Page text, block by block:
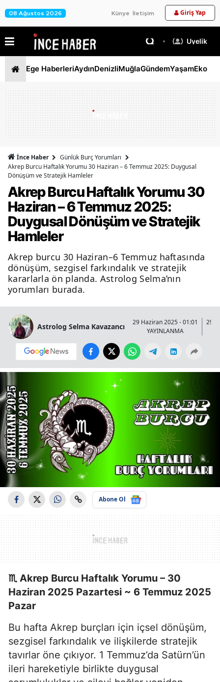
08 Ağustos 2026 Künye İletişim Giriş Yap
Üyelik
Ege HaberleriAydınDenizliMuğlaGündemYaşam
İnce Haber
Günlük Burç Yorumları
Akrep Burcu Haftalık Yorumu 30 Haziran – 6 Temmuz 2025: Duygusal
Dönüşüm ve Stratejik Hamleler
Akrep Burcu Haftalık Yorumu 30
Haziran – 6 Temmuz 2025:
Duygusal Dönüşüm ve Stratejik
Hamleler
Akrep burcu 30 Haziran–6 Temmuz haftasında
dönüşüm, sezgisel farkındalık ve stratejik
kararlarla ön planda. Astrolog Selma’nın
yorumları burada.
Astrolog Selma Kavazancı
29 Haziran 2025 - 01:01
YAYINLANMA
29
Abone Ol
♏ Akrep Burcu Haftalık Yorumu – 30
Haziran 2025 Pazartesi ~ 6 Temmuz 2025
Pazar
Bu hafta Akrep burçları için içsel dönüşüm,
sezgisel farkındalık ve ilişkilerde stratejik
tavırlar öne çıkıyor. 1 Temmuz’da Satürn’ün
ileri hareketiyle birlikte duygusal